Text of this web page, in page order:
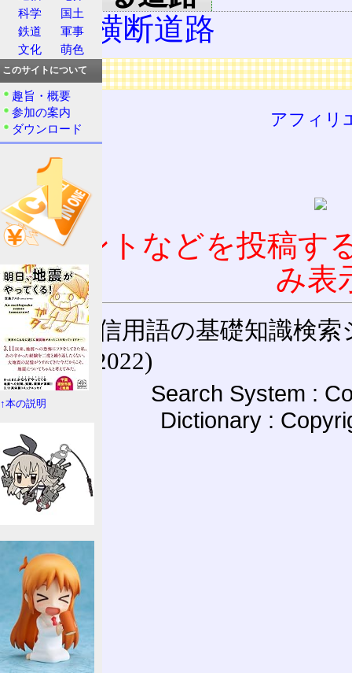
知多横断道路
広告
アフィリ
コメントなどを投稿す
み表
通信用語の基礎知識検索
(27-May-2022)
Search System :
Dictionary :
科学
国土
鉄道
軍事
文化
萌色
このサイトについて
趣旨・概要
参加の案内
ダウンロード
↑本の説明